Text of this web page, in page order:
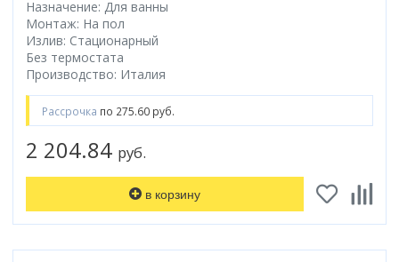
Назначение: Для ванны
Монтаж: На пол
Излив: Стационарный
Без термостата
Производство: Италия
Рассрочка по 275.60 руб.
2 204.84 руб.
в корзину